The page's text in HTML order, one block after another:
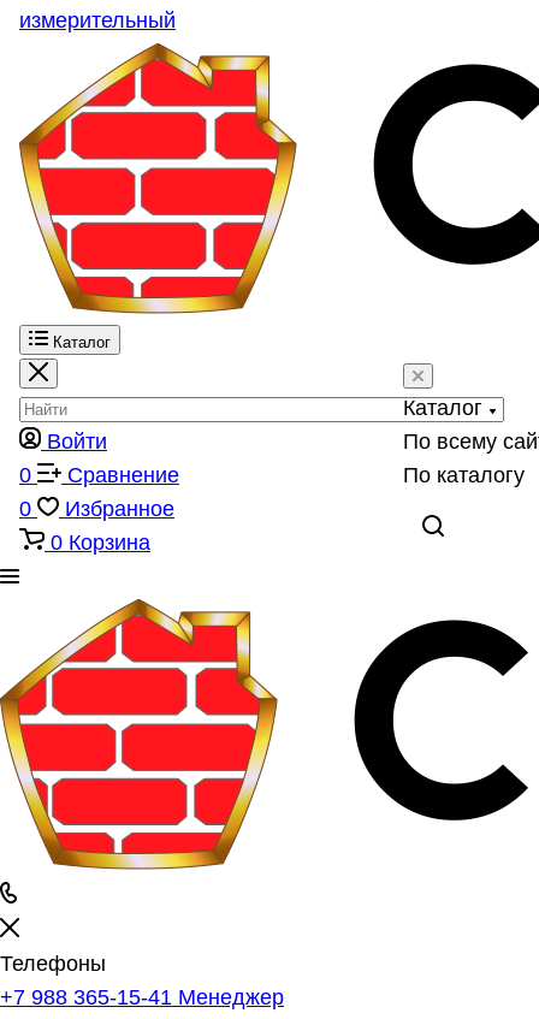
измерительный
Каталог
Каталог
По всему
По каталогу
Войти
0
Сравнение
0
Избранное
0 Корзина
Телефоны
+7 988 365-15-41 Менеджер